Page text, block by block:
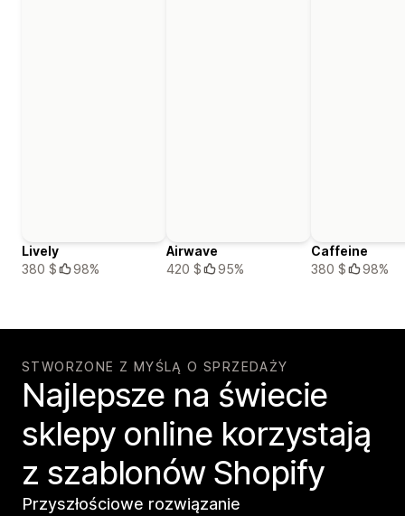
Lively
380 $
98%
Airwave
420 $
95%
Caffeine
380 $
98%
STWORZONE Z MYŚLĄ O SPRZEDAŻY
Najlepsze na świecie
sklepy online korzystają
z szablonów Shopify
Przyszłościowe rozwiązanie